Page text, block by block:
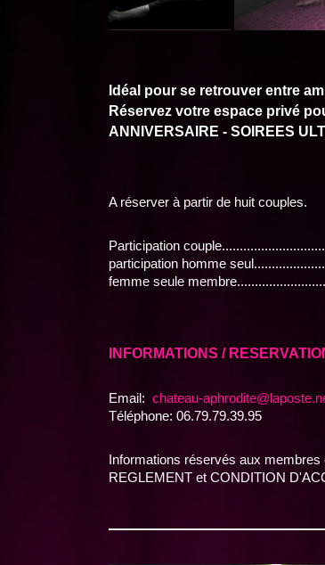
Idéal pour se retrouver entre
Réservez votre espace privé
ANNIVERSAIRE - SOIREES
A réserver à partir de huit couples.
Participation
participation homme
femme seule
INFORMATIONS /
Email: chateau-
Téléphone: 06.79.79.39.95
Informations réservés aux
REGLEMENT et CONDITION